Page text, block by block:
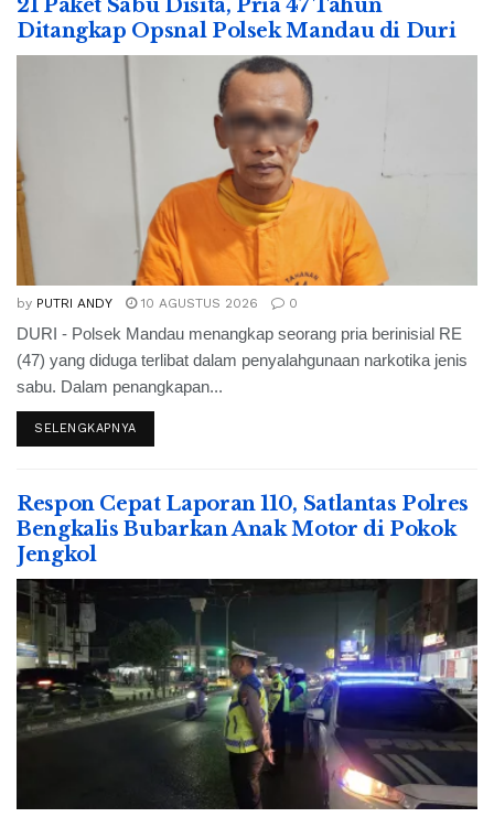
21 Paket Sabu Disita, Pria 47 Tahun
Ditangkap Opsnal Polsek Mandau di Duri
by PUTRI ANDY 10 AGUSTUS 2026 0
DURI - Polsek Mandau menangkap seorang pria berinisial RE
(47) yang diduga terlibat dalam penyalahgunaan narkotika jenis
sabu. Dalam penangkapan...
SELENGKAPNYA
Respon Cepat Laporan 110, Satlantas Polres
Bengkalis Bubarkan Anak Motor di Pokok
Jengkol